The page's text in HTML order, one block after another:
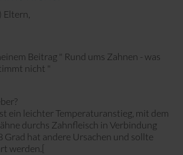
Eltern,
Beitrag " Rund ums Zahnen - was
nicht "
ein leichter Temperaturanstieg, mit dem
durchs Zahnfleisch in Verbindung
Grad hat andere Ursachen und sollte
werden.[